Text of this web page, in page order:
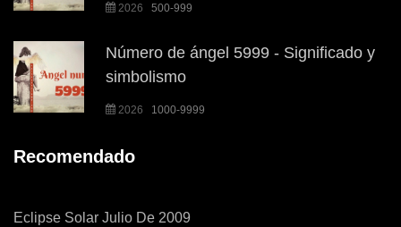
2026 500-999
Número de ángel 5999 - Significado y
simbolismo
2026 1000-9999
Recomendado
Eclipse Solar Julio De 2009